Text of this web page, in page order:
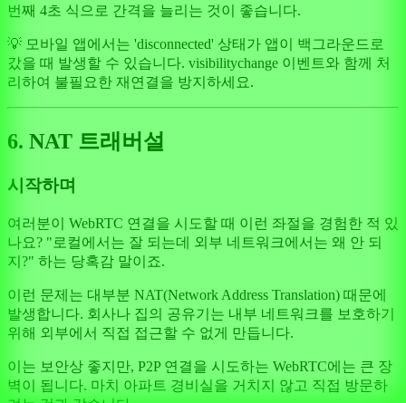
번째 4초 식으로 간격을 늘리는 것이 좋습니다.
💡 모바일 앱에서는 'disconnected' 상태가 앱이 백그라운드로
갔을 때 발생할 수 있습니다. visibilitychange 이벤트와 함께 처
리하여 불필요한 재연결을 방지하세요.
6. NAT 트래버설
시작하며
여러분이 WebRTC 연결을 시도할 때 이런 좌절을 경험한 적 있
나요? "로컬에서는 잘 되는데 외부 네트워크에서는 왜 안 되
지?" 하는 당혹감 말이죠.
이런 문제는 대부분 NAT(Network Address Translation) 때문에
발생합니다. 회사나 집의 공유기는 내부 네트워크를 보호하기
위해 외부에서 직접 접근할 수 없게 만듭니다.
이는 보안상 좋지만, P2P 연결을 시도하는 WebRTC에는 큰 장
벽이 됩니다. 마치 아파트 경비실을 거치지 않고 직접 방문하